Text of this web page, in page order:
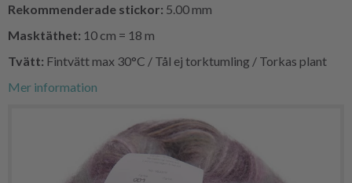
Rekommenderade stickor: 5.00 mm
Masktäthet: 10 cm = 18 m
Tvätt: Fintvätt max 30°C / Tål ej torktumling / Torkas plant
Mer information